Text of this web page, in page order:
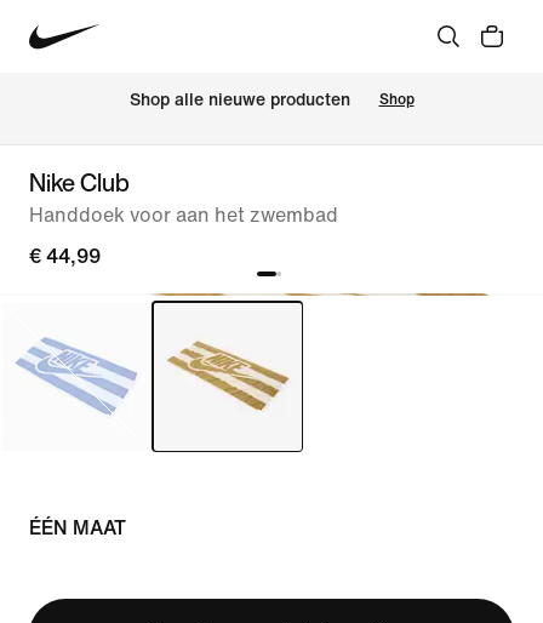
Shop alle nieuwe producten Shop
Nike Club
Handdoek voor aan het zwembad
€ 44,99
ÉÉN MAAT